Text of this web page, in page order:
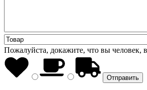
Пожалуйста, докажите, что вы человек,